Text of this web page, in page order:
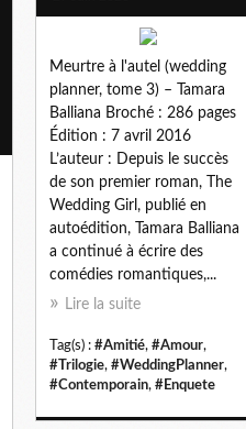
Meurtre à l'autel (wedding
planner, tome 3) – Tamara
Balliana Broché : 286 pages
Édition : 7 avril 2016
L’auteur : Depuis le succès
de son premier roman, The
Wedding Girl, publié en
autoédition, Tamara Balliana
a continué à écrire des
comédies romantiques,...
Lire la suite
Tag(s) : #Amitié, #Amour,
#Trilogie, #WeddingPlanner,
#Contemporain, #Enquete